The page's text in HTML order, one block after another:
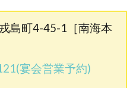
島町4-45-1［南海本
(宴会営業予約)